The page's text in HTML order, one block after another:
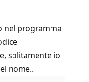
nel programma
solitamente io
nome..